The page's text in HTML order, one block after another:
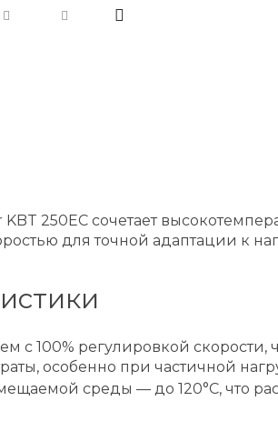
250EC сочетает
для точной адаптации к
с 100% регулировкой
особенно при частичной
среды — до 120°С, что